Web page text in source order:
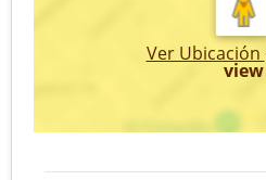
Ver Ubicación
view